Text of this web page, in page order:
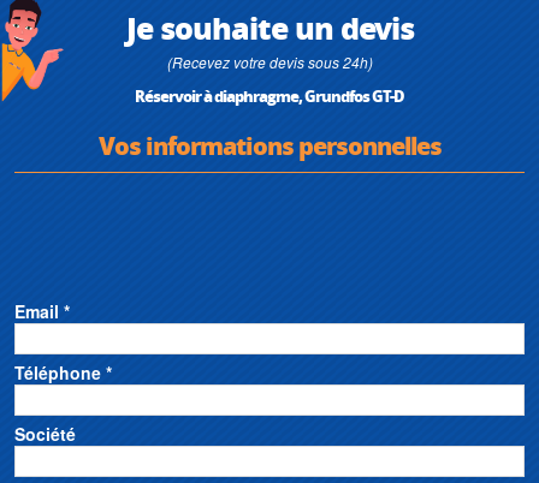
Je souhaite un devis
(Recevez votre devis sous 24h)
Réservoir à diaphragme, Grundfos GT-D
Vos informations personnelles
Email *
Téléphone *
Société